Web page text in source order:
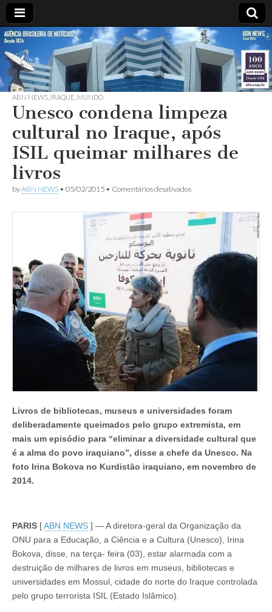
ABN
AGÊNCIA
BRASILEIRA
DE
NOTÍCIAS
DESDE
1924
ABN NEWS IRAQUE MUNDO
Unesco condena limpeza
cultural no Iraque, após
ISIL queimar milhares de
livros
byABN NEWS • 05/02/2015 • Comentários desativadosem
limpeza
cultural
após
ISIL
queimar
milhares
de
livros
Livros de bibliotecas, museus e universidades foram
deliberadamente queimados pelo grupo extremista, em
mais um episódio para “eliminar a diversidade cultural que
é a alma do povo iraquiano”, disse a chefe da Unesco. Na
foto Irina Bokova no Kurdistão iraquiano, em novembro de
2014.
PARIS [ABN NEWS ] — A diretora-geral da Organização da
ONU para a Educação, a Ciência e a Cultura (Unesco), Irina
Bokova, disse, na terça- feira (03), estar alarmada com a
destruição de milhares de livros em museus, bibliotecas e
universidades em Mossul, cidade do norte do Iraque controlada
pelo grupo terrorista ISIL (Estado Islâmico).